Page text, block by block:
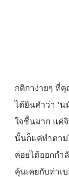
กติกาง่ายๆ ที่คุ
ได้ยินคำว่า ‘น
ใจชื้นมาก แค่
นั้นก็แค่ทำตาม
ค่อยได้ออกกำ
คุ้นเคยกับท่าเ